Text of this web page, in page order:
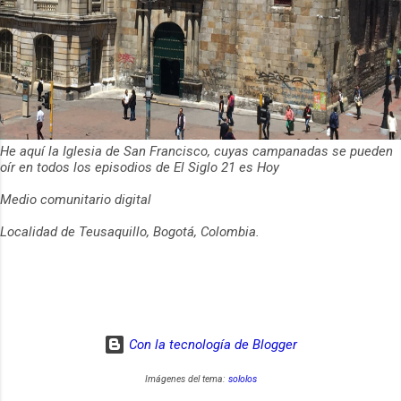
He aquí la Iglesia de San Francisco, cuyas campanadas se pueden
oír en todos los episodios de El Siglo 21 es Hoy
Medio comunitario digital
Localidad de Teusaquillo, Bogotá, Colombia.
Con la tecnología de Blogger
Imágenes del tema: sololos